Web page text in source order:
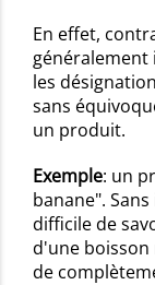
En effet,
généralement
les
sans
un produit.
Exemple: un
banane".
difficile de
d'une boisson
de